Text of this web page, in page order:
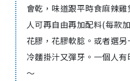
會乾，味道跟平時食麻辣
人可再自由再加配料(每款
花膠，花膠軟腍。或者選
冷麵掛汁又彈牙。一個人
～